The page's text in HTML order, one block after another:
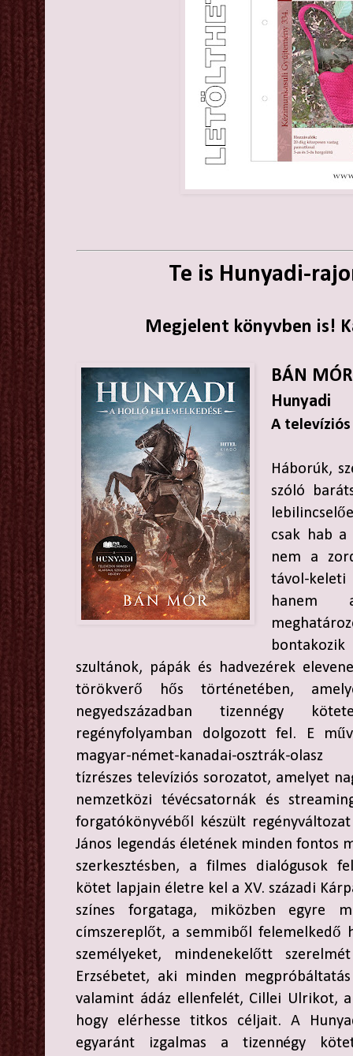
Te is Hunyadi-
Megjelent könyvben is!
BÁN MÓR
Hunyadi
A
Háborúk,
szóló
csak hab
nem a
távol-
hanem
szultánok, pápák és hadvezérek
törökverő hős történetében,
negyedszázadban tizennégy
regényfolyamban dolgozott fel. E
magyar-német-kanadai-osztrák-
tízrészes televíziós sorozatot, amelyet
nemzetközi tévécsatornák és
forgatókönyvéből készült
János legendás életének minden fontos
szerkesztésben, a filmes dialógusok
kötet lapjain életre kel a XV. századi
színes forgataga, miközben egyre
címszereplőt, a semmiből felemelkedő
személyeket, mindenekelőtt
Erzsébetet, aki minden
valamint ádáz ellenfelét, Cillei Ulrikot,
hogy elérhesse titkos céljait. A
egyaránt izgalmas a tizennégy